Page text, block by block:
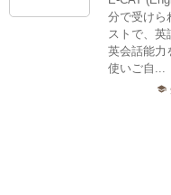
分で受けら
ストで、英
英会話能力
使いご自...
school